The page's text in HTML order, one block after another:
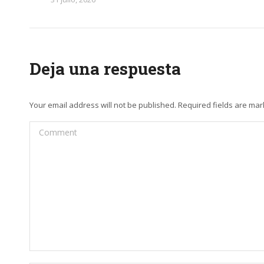
Deja una respuesta
Your email address will not be published. Required fields are
Comment